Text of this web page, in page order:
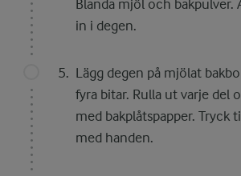
Blanda mjöl och bakpulver.
in i degen.
Lägg degen på mjölat
fyra bitar. Rulla ut varje del
med bakplåtspapper. Tryck
med handen.